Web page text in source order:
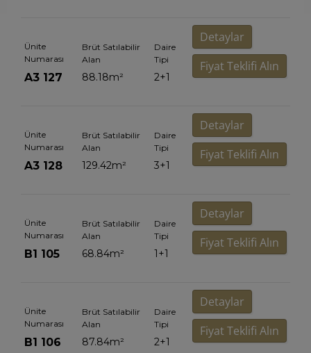
Ünite
Numarası
A3 127
Brüt Satılabilir
Alan
88.18m²
Daire
Tipi
2+1
Detaylar
Fiyat Teklifi Alın
Ünite
Numarası
A3 128
Brüt Satılabilir
Alan
129.42m²
Daire
Tipi
3+1
Detaylar
Fiyat Teklifi Alın
Ünite
Numarası
B1 105
Brüt Satılabilir
Alan
68.84m²
Daire
Tipi
1+1
Detaylar
Fiyat Teklifi Alın
Ünite
Numarası
B1 106
Brüt Satılabilir
Alan
87.84m²
Daire
Tipi
2+1
Detaylar
Fiyat Teklifi Alın